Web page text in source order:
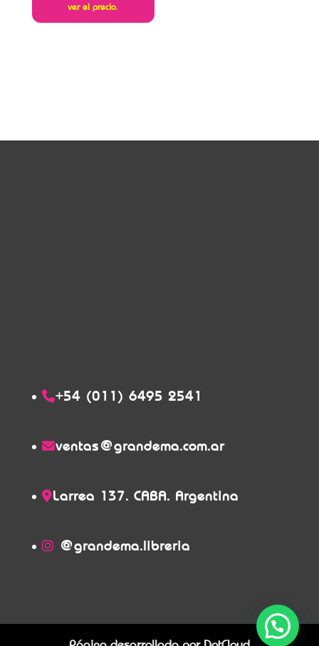
ver el precio.
+54 (011) 6495 2541
ventas@grandema.com.ar
Larrea 137. CABA. Argentina
@grandema.libreria